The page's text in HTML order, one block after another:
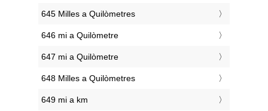
645 Milles a Quilòmetres
646 mi a Quilòmetre
647 mi a Quilòmetre
648 Milles a Quilòmetres
649 mi a km